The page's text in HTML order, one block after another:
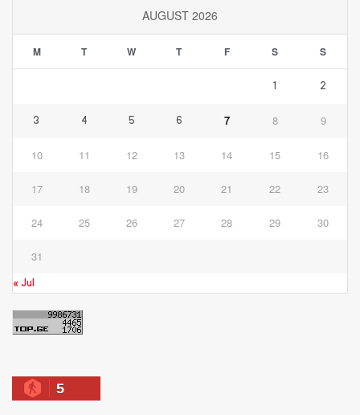
AUGUST 2026
M T W T F S S
1 2
3 4 5 6 7 8 9
10 11 12 13 14 15 16
17 18 19 20 21 22 23
24 25 26 27 28 29 30
31
« Jul
5